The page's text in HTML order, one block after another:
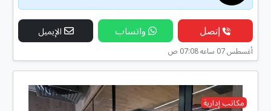
إتصل واتساب الإيميل
أغسطس 07 ساعه 07:08 ص
مكاتب إدارية